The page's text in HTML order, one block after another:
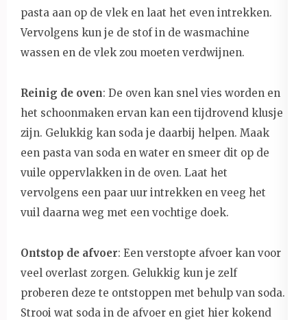
pasta aan op de vlek en laat het even intrekken.
Vervolgens kun je de stof in de wasmachine
wassen en de vlek zou moeten verdwijnen.
Reinig de oven: De oven kan snel vies worden en
het schoonmaken ervan kan een tijdrovend klusje
zijn. Gelukkig kan soda je daarbij helpen. Maak
een pasta van soda en water en smeer dit op de
vuile oppervlakken in de oven. Laat het
vervolgens een paar uur intrekken en veeg het
vuil daarna weg met een vochtige doek.
Ontstop de afvoer: Een verstopte afvoer kan voor
veel overlast zorgen. Gelukkig kun je zelf
proberen deze te ontstoppen met behulp van soda.
Strooi wat soda in de afvoer en giet hier kokend